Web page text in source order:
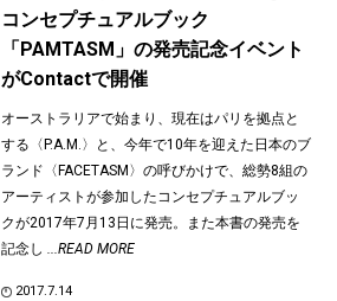
コンセプチュアルブック
「PAMTASM」の発売記念イベント
がContactで開催
オーストラリアで始まり、現在はパリを拠点と
する〈P.A.M.〉と、今年で10年を迎えた日本のブ
ランド〈FACETASM〉の呼びかけで、総勢8組の
アーティストが参加したコンセプチュアルブッ
クが2017年7月13日に発売。また本書の発売を
記念し ...READ MORE
2017.7.14